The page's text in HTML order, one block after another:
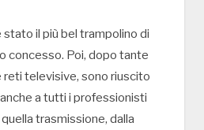
stato il più bel trampolino di
concesso. Poi, dopo tante
reti televisive, sono riuscito
a tutti i professionisti
trasmissione, dalla